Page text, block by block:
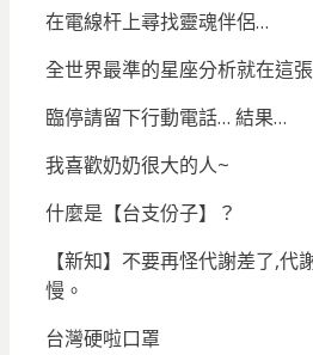
在電線杆上尋找靈魂伴侶…
全世界最準的星座分析就在這
臨停請留下行動電話… 結果…
我喜歡奶奶很大的人~
什麼是【台支份子】？
【新知】不要再怪代謝差了,代
慢。
台灣硬啦口罩